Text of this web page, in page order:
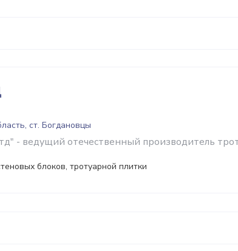
ст. Богдановцы
- ведущий отечественный производитель
блоков, тротуарной плитки